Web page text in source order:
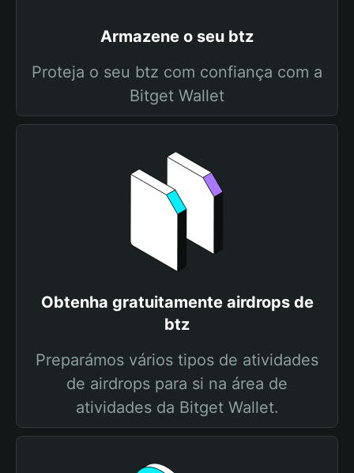
Armazene o seu btz
Proteja o seu btz com confiança com a
Bitget Wallet
Obtenha gratuitamente airdrops de
btz
Preparámos vários tipos de atividades
de airdrops para si na área de
atividades da Bitget Wallet.